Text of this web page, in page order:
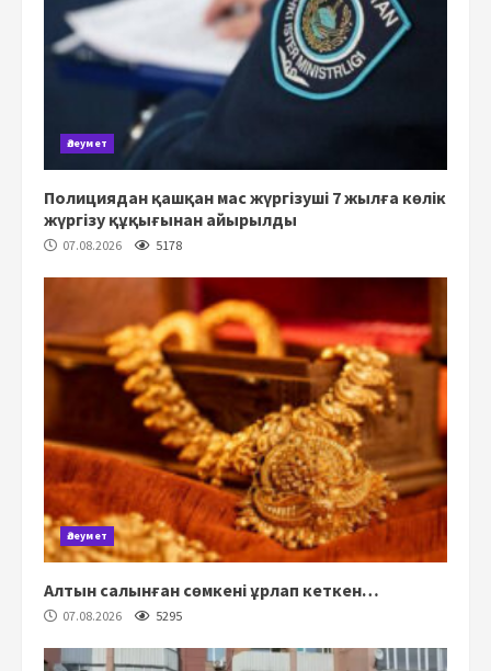
Әлеумет
Полициядан қашқан мас жүргізуші 7 жылға көлік
жүргізу құқығынан айырылды
07.08.2026 5178
Әлеумет
Алтын салынған сөмкені ұрлап кеткен…
07.08.2026 5295